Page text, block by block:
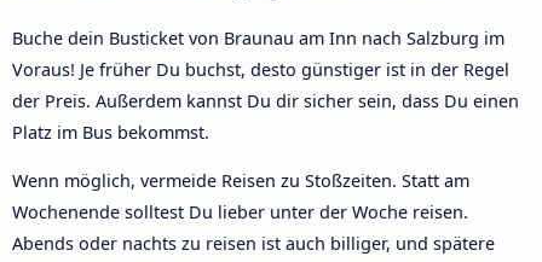
Buche dein Busticket von Braunau am Inn nach Salzburg im
Voraus! Je früher Du buchst, desto günstiger ist in der Regel
der Preis. Außerdem kannst Du dir sicher sein, dass Du einen
Platz im Bus bekommst.
Wenn möglich, vermeide Reisen zu Stoßzeiten. Statt am
Wochenende solltest Du lieber unter der Woche reisen.
Abends oder nachts zu reisen ist auch billiger, und spätere